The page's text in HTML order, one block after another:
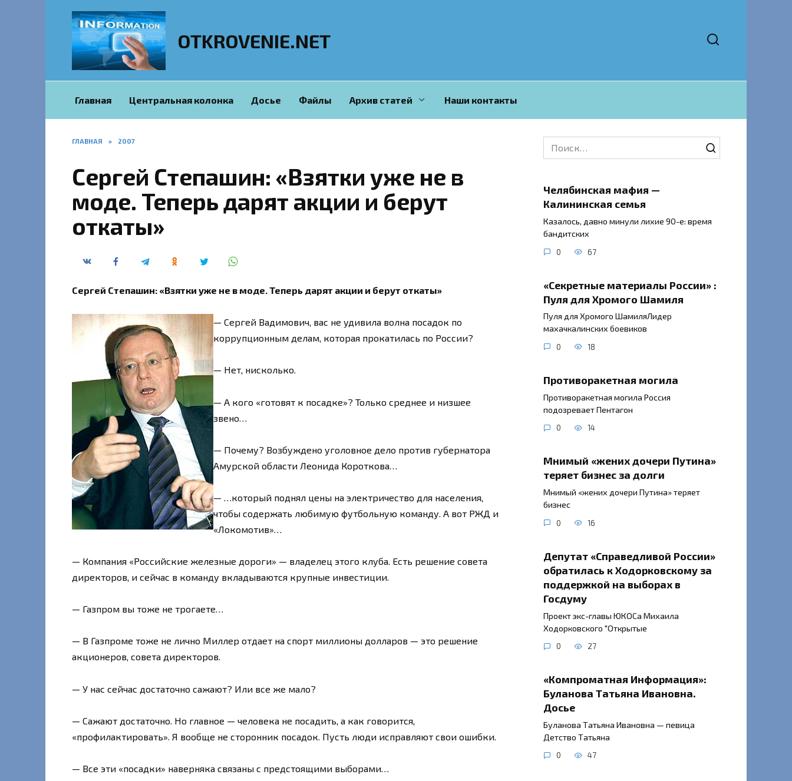
OTKROVENIE.NET
Главная Центральная колонка Досье Файлы Архив статей Наши контакты
ГЛАВНАЯ » 2007
Сергей Степашин: «Взятки уже не в
моде. Теперь дарят акции и берут
откаты»
Сергей Степашин: «Взятки уже не в моде. Теперь дарят акции и берут откаты»
— Сергей Вадимович, вас не удивила волна посадок по
коррупционным делам, которая прокатилась по России?
— Нет, нисколько.
— А кого «готовят к посадке»? Только среднее и низшее
звено…
— Почему? Возбуждено уголовное дело против губернатора
Амурской области Леонида Короткова…
— …который поднял цены на электричество для населения,
чтобы содержать любимую футбольную команду. А вот РЖД и
«Локомотив»…
— Компания «Российские железные дороги» — владелец этого клуба. Есть решение совета
директоров, и сейчас в команду вкладываются крупные инвестиции.
— Газпром вы тоже не трогаете…
— В Газпроме тоже не лично Миллер отдает на спорт миллионы долларов — это решение
акционеров, совета директоров.
— У нас сейчас достаточно сажают? Или все же мало?
— Сажают достаточно. Но главное — человека не посадить, а как говорится,
«профилактировать». Я вообще не сторонник посадок. Пусть люди исправляют свои ошибки.
— Все эти «посадки» наверняка связаны с предстоящими выборами…
Search
for:
Челябинская мафия —
Калининская семья
Казалось, давно минули лихие 90-е: время
бандитских
0 67
«Секретные материалы России» :
Пуля для Хромого Шамиля
Пуля для Хромого ШамиляЛидер
махачкалинских боевиков
0 18
Противоракетная могила
Противоракетная могила Россия
подозревает Пентагон
0 14
Мнимый «жених дочери Путина»
теряет бизнес за долги
Мнимый «жених дочери Путина» теряет
бизнес
0 16
Депутат «Справедливой России»
обратилась к Ходорковскому за
поддержкой на выборах в
Госдуму
Проект экс-главы ЮКОСа Михаила
Ходорковского "Открытые
0 27
«Компроматная Информация»:
Буланова Татьяна Ивановна.
Досье
Буланова Татьяна Ивановна — певица
Детство Татьяна
0 47